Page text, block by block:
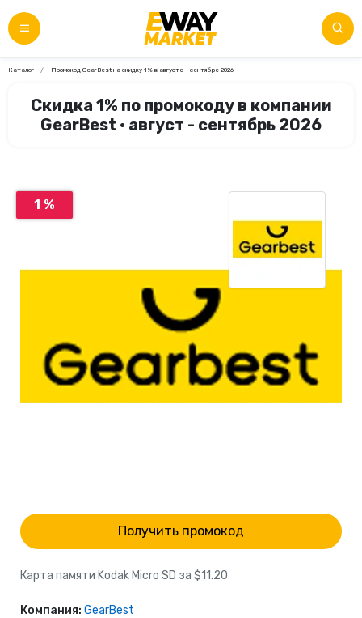
Каталог Промокод GearBest на скидку 1% в августе - сентябре 2026
Скидка 1% по промокоду в компании
GearBest • август - сентябрь 2026
1 %
Получить промокод
Карта памяти Kodak Micro SD за $11.20
Компания: GearBest